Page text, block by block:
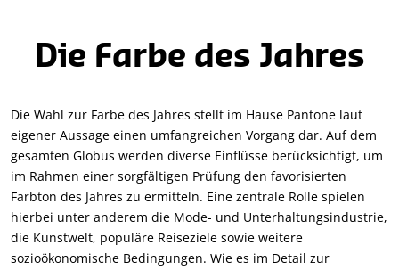
Die Farbe des Jahres
Die Wahl zur Farbe des Jahres stellt im Hause Pantone laut
eigener Aussage einen umfangreichen Vorgang dar. Auf dem
gesamten Globus werden diverse Einflüsse berücksichtigt, um
im Rahmen einer sorgfältigen Prüfung den favorisierten
Farbton des Jahres zu ermitteln. Eine zentrale Rolle spielen
hierbei unter anderem die Mode- und Unterhaltungsindustrie,
die Kunstwelt, populäre Reiseziele sowie weitere
sozioökonomische Bedingungen. Wie es im Detail zur